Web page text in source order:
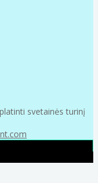
svetainės turinį